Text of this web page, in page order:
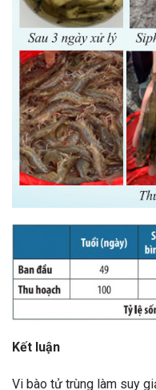
Kết luận
Vi bào tử trùng làm suy